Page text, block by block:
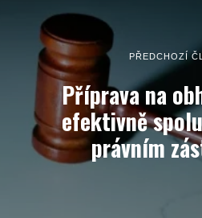
PŘEDCHOZÍ
Příprava na
efektivně
právním